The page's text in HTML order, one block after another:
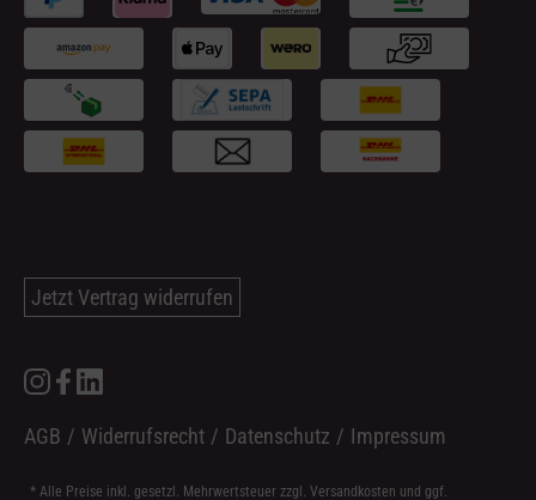
Jetzt Vertrag widerrufen
AGB / Widerrufsrecht / Datenschutz / Impressum
* Alle Preise inkl. gesetzl. Mehrwertsteuer zzgl. Versandkosten und ggf.